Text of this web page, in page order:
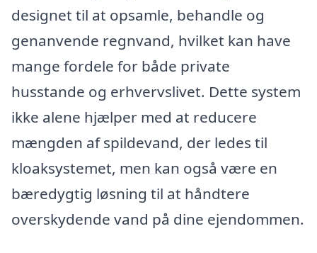
designet til at opsamle, behandle og
genanvende regnvand, hvilket kan have
mange fordele for både private
husstande og erhvervslivet. Dette system
ikke alene hjælper med at reducere
mængden af spildevand, der ledes til
kloaksystemet, men kan også være en
bæredygtig løsning til at håndtere
overskydende vand på dine ejendommen.